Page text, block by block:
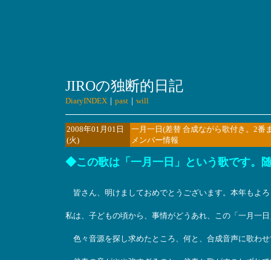
JIROの独断的日記
DiaryINDEX｜ past｜ will
2008年01月01日
(火)
一月一日(差替 合成ながら歌付き。2番
メンバー情報
◆この歌は「一月一日」という歌です。
皆さん、明けましておめでとうございます。本年もよ
私は、子どもの頃から、事情がどうあれ、この「一月一
色々音源を探し求めたところ、何と、合成音声に歌わ